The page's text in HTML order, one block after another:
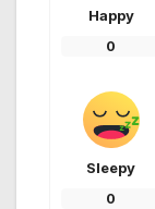
Happy
0
Sleepy
0